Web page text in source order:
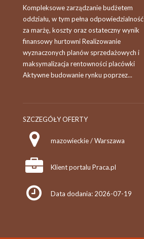
Kompleksowe zarządzanie budżetem
oddziału, w tym pełna odpowiedzialność
za marżę, koszty oraz ostateczny wynik
finansowy hurtowni Realizowanie
wyznaczonych planów sprzedażowych i
maksymalizacja rentowności placówki
Aktywne budowanie rynku poprzez...
SZCZEGÓŁY OFERTY
mazowieckie / Warszawa
Klient portalu Praca.pl
Data dodania: 2026-07-19